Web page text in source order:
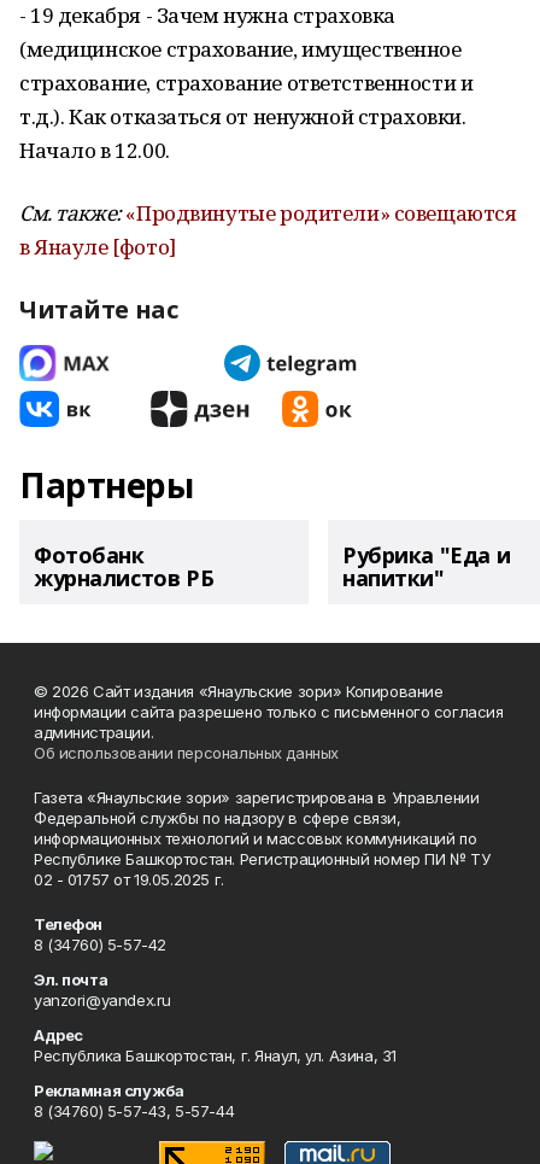
- 19 декабря - Зачем нужна страховка
(медицинское страхование, имущественное
страхование, страхование ответственности и
т.д.). Как отказаться от ненужной страховки.
Начало в 12.00.
См. также:«Продвинутые родители» совещаются
в Янауле [фото]
Читайте нас
Партнеры
Фотобанк
журналистов РБ
Рубрика "Еда и
напитки"
© 2026 Сайт издания «Янаульские зори» Копирование
информации сайта разрешено только с письменного согласия
администрации.
Об использовании персональных данных
Газета «Янаульские зори» зарегистрирована в Управлении
Федеральной службы по надзору в сфере связи,
информационных технологий и массовых коммуникаций по
Республике Башкортостан. Регистрационный номер ПИ № ТУ
02 - 01757 от 19.05.2025 г.
Телефон
8 (34760) 5-57-42
Эл. почта
yanzori@yandex.ru
Адрес
Республика Башкортостан, г. Янаул, ул. Азина, 31
Рекламная служба
8 (34760) 5-57-43, 5-57-44